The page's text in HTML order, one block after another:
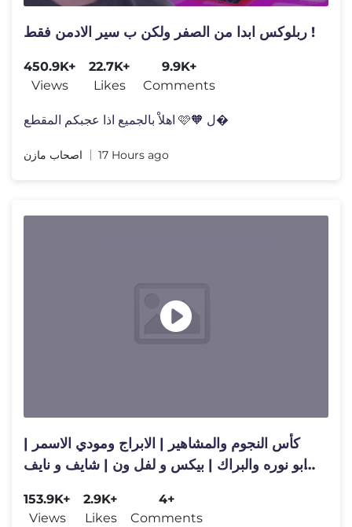
ربلوكس ابدا من الصفر ولكن ب سير الادمن فقط !
450.9K+
Views
22.7K+
Likes
9.9K+
Comments
اهلاْ بالجميع اذا عجبكم المقطع 🩷🧡 ل�
اصحاب مازن 17 Hours ago
كأس النجوم والمشاهير | الابراج ومودي الاسمر |
ابو نوره والبراك | بيكس و لفل ون | شايف و نايف
153.9K+
Views
2.9K+
Likes
4+
Comments